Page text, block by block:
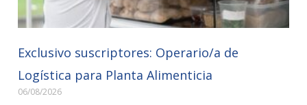
Exclusivo suscriptores: Operario/a de
Logística para Planta Alimenticia
06/08/2026